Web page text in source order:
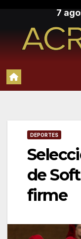
contenido
7
DEPORTES
de
firme